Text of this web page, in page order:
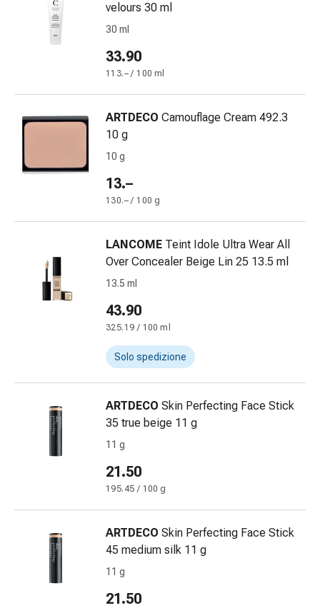
Micosi
piedi
Trattamento
delle
cicatrici
secca
Sudorazione
patologica
Vesciche
febbre
Acne
Terapia
con
terapia
delle
vegetali
Omeopatia
Fitoterapia
Sale
velours 30 ml
30 ml
33.90
113.– / 100 ml
ARTDECO Camouflage Cream 492.3
10 g
10 g
13.–
130.– / 100 g
LANCOME Teint Idole Ultra Wear All
Over Concealer Beige Lin 25 13.5 ml
13.5 ml
43.90
325.19 / 100 ml
Solo spedizione
ARTDECO Skin Perfecting Face Stick
35 true beige 11 g
11 g
21.50
195.45 / 100 g
ARTDECO Skin Perfecting Face Stick
45 medium silk 11 g
11 g
21.50